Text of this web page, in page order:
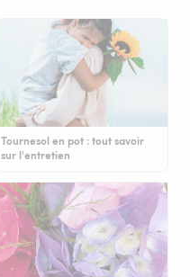
Tournesol en pot : tout savoir
sur l'entretien